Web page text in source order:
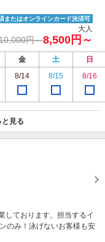
またはオンラインカード決済可
大人
円～8,500円～
金 土
日
8/14 8/15 8/16
見る
しております。担当するイ
のみ！泳げないお客様も安